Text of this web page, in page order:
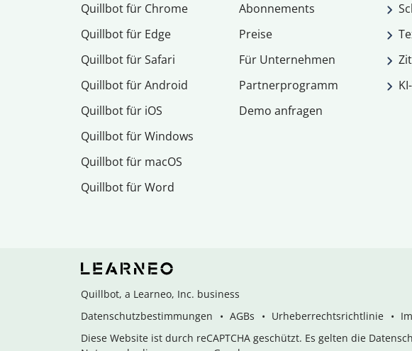
Quillbot für Chrome
Quillbot für Edge
Quillbot für Safari
Quillbot für Android
Quillbot für iOS
Quillbot für Windows
Quillbot für macOS
Quillbot für Word
Abon­ne­ments
Preise
Für Unternehmen
Partnerprogramm
Demo anfragen
Quillbot, a Learneo, Inc. business
Datenschutzbestimmungen
AGBs Urheberrechtsrichtlinie
Diese Website ist durch reCAPTCHA geschützt. Es gelten die